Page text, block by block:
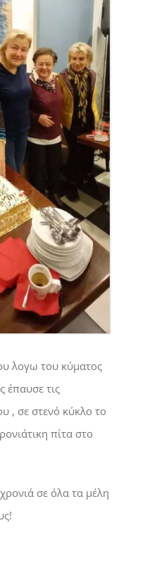
λογω του κύματος
έπαυσε τις
, σε στενό κύκλο το
πίτα στο
σε όλα τα μέλη